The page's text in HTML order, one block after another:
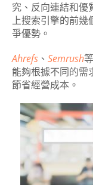
究、反向連結和優
上搜索引擎的前幾
爭優勢。
Ahrefs 、 Semrush
能夠根據不同的需
節省經營成本。